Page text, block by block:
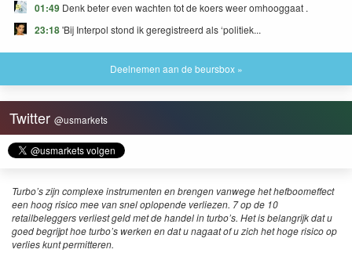
01:49 Denk beter even wachten tot de koers weer omhooggaat .
23:18'Bij Interpol stond ik geregistreerd als ‘politiek...
Deelnemen aan de beursbox »
Twitter @usmarkets
Turbo’s zijn complexe instrumenten en brengen vanwege het hefboomeffect
een hoog risico mee van snel oplopende verliezen. 7 op de 10
retailbeleggers verliest geld met de handel in turbo’s. Het is belangrijk dat u
goed begrijpt hoe turbo’s werken en dat u nagaat of u zich het hoge risico op
verlies kunt permitteren.